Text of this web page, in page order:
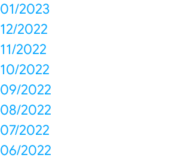
01/2023
12/2022
11/2022
10/2022
09/2022
08/2022
07/2022
06/2022